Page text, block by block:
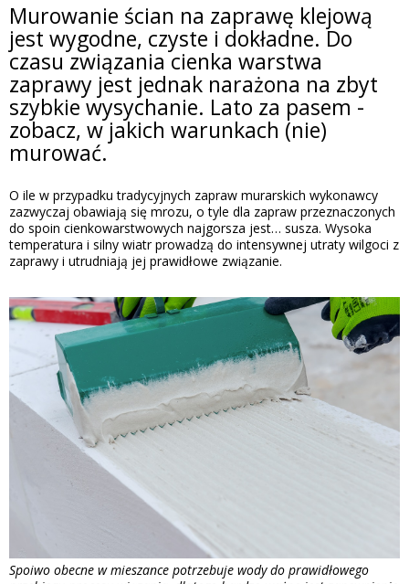
Murowanie ścian na zaprawę klejową
jest wygodne, czyste i dokładne. Do
czasu związania cienka warstwa
zaprawy jest jednak narażona na zbyt
szybkie wysychanie. Lato za pasem -
zobacz, w jakich warunkach (nie)
murować.
O ile w przypadku tradycyjnych zapraw murarskich wykonawcy
zazwyczaj obawiają się mrozu, o tyle dla zapraw przeznaczonych
do spoin cienkowarstwowych najgorsza jest… susza. Wysoka
temperatura i silny wiatr prowadzą do intensywnej utraty wilgoci z
zaprawy i utrudniają jej prawidłowe związanie.
Spoiwo obecne w mieszance potrzebuje wody do prawidłowego